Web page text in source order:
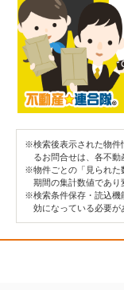
※検索後表示された物件
るお問合せは、各不動
※物件ごとの「見られた
期間の集計数値であり
※検索条件保存・読込機
効になっている必要が